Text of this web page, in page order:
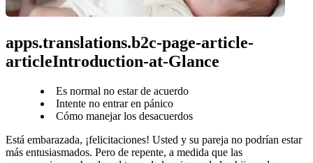
apps.translations.b2c-page-article-
articleIntroduction-at-Glance
Es normal no estar de acuerdo
Intente no entrar en pánico
Cómo manejar los desacuerdos
Está embarazada, ¡felicitaciones! Usted y su pareja no podrían estar
más entusiasmados. Pero de repente, a medida que las